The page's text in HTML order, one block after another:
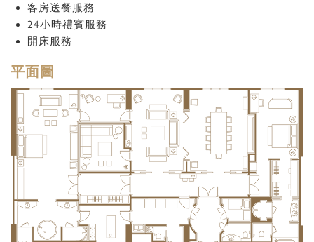
客房送餐服務
24小時禮賓服務
開床服務
平面圖